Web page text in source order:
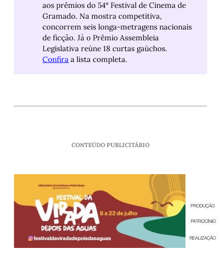
aos prêmios do 54° Festival de Cinema de
Gramado. Na mostra competitiva,
concorrem seis longa-metragens nacionais
de ficção. Já o Prêmio Assembleia
Legislativa reúne 18 curtas gaúchos.
Confira a lista completa.
CONTEÚDO PUBLICITÁRIO